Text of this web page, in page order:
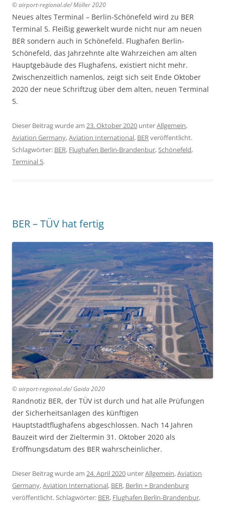
© airport-regional.de/ Möller 2020
Neues altes Terminal – Berlin-Schönefeld wird zu BER
Terminal 5. Fleißig gewerkelt wurde nicht nur am neuen
BER sondern auch in Schönefeld. Flughafen Berlin-
Schönefeld, das Jahrzehnte alte Wahrzeichen am alten
Hauptgebäude des Flughafens, existiert nicht mehr.
Zwischenzeitlich namenlos, zeigt sich seit Ende Oktober
2020 der neue Schriftzug über dem alten, neuen Terminal
5.
Dieser Beitrag wurde am 23. Oktober 2020 unterAllgemein,
Aviation Germany,Aviation International, BERveröffentlicht.
Schlagwörter: BER, Flughafen Berlin-Brandenbur,Schönefeld,
Terminal 5.
BER – TÜV hat fertig
© airport-regional.de/ Gaida 2020
Randnotiz BER, der TÜV ist durch und hat alle Prüfungen
der Sicherheitsanlagen des künftigen
Hauptstadtflughafens abgeschlossen. Nach 14 Jahren
Bauzeit wird der Zieltermin 31. Oktober 2020 als
Eröffnungsdatum des BER wahrscheinlicher.
Dieser Beitrag wurde am 24. April 2020 unterAllgemein,Aviation
Germany,Aviation International, BER, Berlin + Brandenburg
veröffentlicht. Schlagwörter: BER, Flughafen Berlin-Brandenbur,